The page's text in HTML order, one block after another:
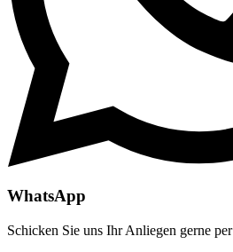
WhatsApp
Schicken Sie uns Ihr Anliegen gerne